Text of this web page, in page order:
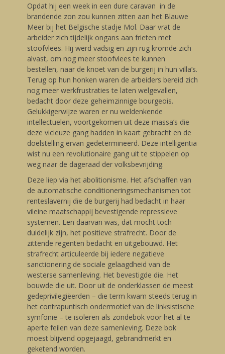
Opdat hij een week in een dure caravan in de
brandende zon zou kunnen zitten aan het Blauwe
Meer bij het Belgische stadje Mol. Daar vrat de
arbeider zich tijdelijk ongans aan frieten met
stoofvlees. Hij werd vadsig en zijn rug kromde zich
alvast, om nog meer stoofvlees te kunnen
bestellen, naar de knoet van de burgerij in hun villa’s.
Terug op hun honken waren de arbeiders bereid zich
nog meer werkfrustraties te laten welgevallen,
bedacht door deze geheimzinnige bourgeois.
Gelukkigerwijze waren er nu weldenkende
intellectuelen, voortgekomen uit deze massa’s die
deze vicieuze gang hadden in kaart gebracht en de
doelstelling ervan gedetermineerd. Deze intelligentia
wist nu een revolutionaire gang uit te stippelen op
weg naar de dageraad der volksbevrijding.
Deze liep via het abolitionisme. Het afschaffen van
de automatische conditioneringsmechanismen tot
renteslavernij die de burgerij had bedacht in haar
vileine maatschappij bevestigende repressieve
systemen. Een daarvan was, dat mocht toch
duidelijk zijn, het positieve strafrecht. Door de
zittende regenten bedacht en uitgebouwd. Het
strafrecht articuleerde bij iedere negatieve
sanctionering de sociale gelaagdheid van de
westerse samenleving. Het bevestigde die. Het
bouwde die uit. Door uit de onderklassen de meest
gedeprivilegiëerden – die term kwam steeds terug in
het contrapuntisch ondermotief van de linksistische
symfonie – te isoleren als zondebok voor het al te
aperte feilen van deze samenleving. Deze bok
moest blijvend opgejaagd, gebrandmerkt en
geketend worden.